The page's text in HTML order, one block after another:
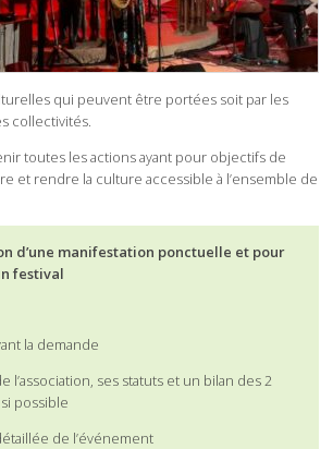
qui peuvent être portées soit par les
collectivités.
toutes les actions ayant pour objectifs de
et rendre la culture accessible à l’ensemble de
d’une manifestation ponctuelle et pour
festival
la demande
l’association, ses statuts et un bilan des 2
possible
de l’événement